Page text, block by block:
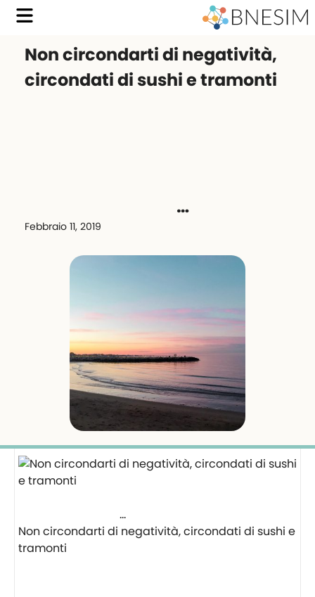
Non circondarti di negatività,
circondati di sushi e tramonti
⠀⠀⠀⠀⠀⠀⠀⠀⠀⠀⠀⠀…
Febbraio 11, 2019
Non circondarti di negatività, circondati di sushi e
tramonti